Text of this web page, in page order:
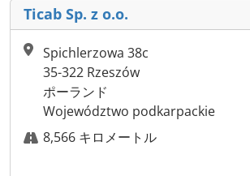
Ticab Sp. z o.o.
Spichlerzowa 38c
35-322 Rzeszów
ポーランド
Województwo podkarpackie
8,566 キロメートル